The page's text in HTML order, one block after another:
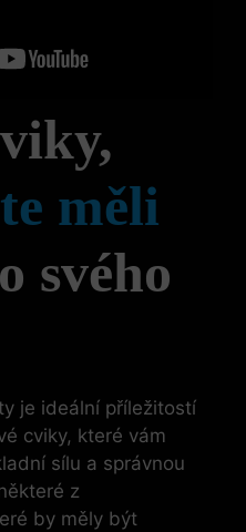
měli
svého
je ideální příležitostí
cviky, které vám
sílu a správnou
z
by měly být